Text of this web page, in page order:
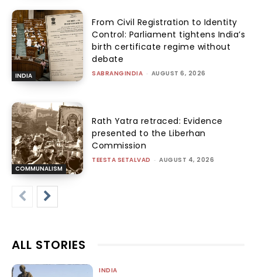
INDIA
From Civil Registration to Identity
Control: Parliament tightens India’s
birth certificate regime without
debate
SABRANGINDIA - AUGUST 6, 2026
COMMUNALISM
Rath Yatra retraced: Evidence
presented to the Liberhan
Commission
TEESTA SETALVAD - AUGUST 4, 2026
ALL STORIES
INDIA